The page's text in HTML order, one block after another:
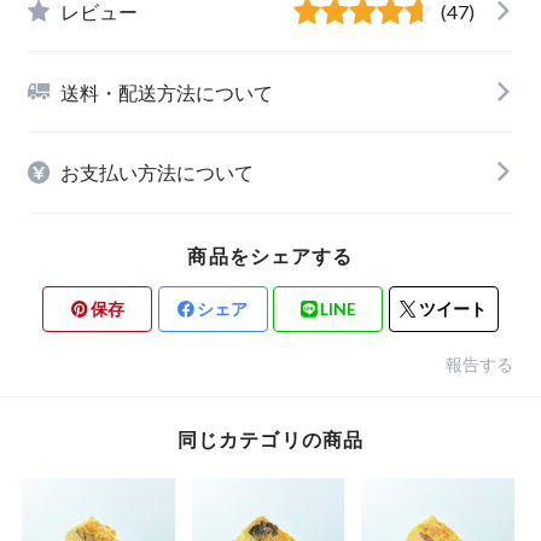
レビュー (47)
送料・配送方法について
お支払い方法について
商品をシェアする
保存 シェア LINE ツイート
報告する
同じカテゴリの商品